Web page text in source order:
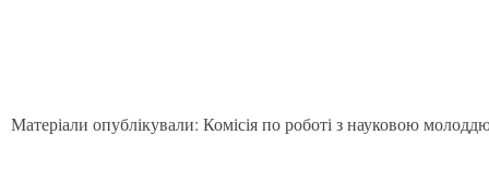
Матеріали опублікували: Комісія по роботі з науковою